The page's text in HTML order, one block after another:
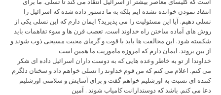
انتقاد نمودن خوانده نشده ایم بلکه به ما دستور داده شده که اسرائیل را
تسلی دهیم. آیا این مسئولیت را می پذیرید؟ ایمان دارم که این تسلی یکی از
روش های آماده ساختن راه خداوند است. تعصب قرن ها و سوء تفاهمات باید
شکسته شود. این مخالفت ها باید با قوت و گرمای محبت مسیحی ذوب شوند و
از بین بروند. ایمان دارم که امروزه ماموریت ما همین است
خداوندا از تو به خاطر وعده هایی که به دوست داران اسرائیل داده ای شکر
می کنم. اعلام می کنم که من قوم خداوند را تسلی خواهم داد و سخنان دلگرم
کننده ای نسبت به اورشلیم خواهم گفت و برای آسایش و سلامتی اورشلیم
دعا می کنم. باشد که دوستدارانت کامیاب شوند . آمین